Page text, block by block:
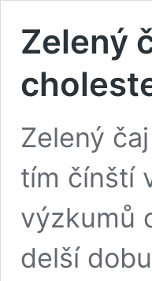
Zelený
Zelený
tím čínští
výzkumů
delší